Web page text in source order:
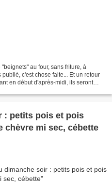
au four, sans friture, à
c'est chose faite... Et un retour
en début d'après-midi, ils seront
: petits pois et pois
chèvre mi sec, cébette